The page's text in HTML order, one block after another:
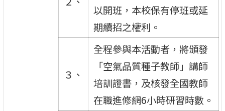
以開班，本校保有停班或延
期續招之權利。
３、
全程參與本活動者，將頒發
「空氣品質種子教師」講師
培訓證書，及核發全國教師
在職進修網6小時研習時數。